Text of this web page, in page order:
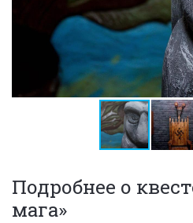
Подробнее о
мага»